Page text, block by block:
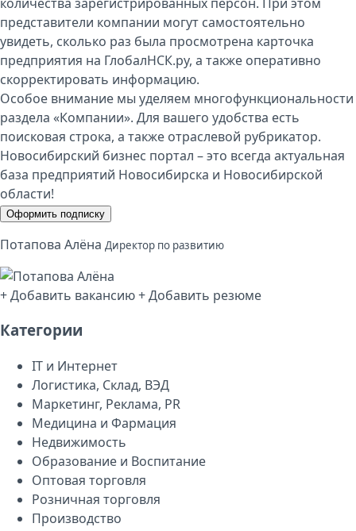
представители компании могут самостоятельно
увидеть, сколько раз была просмотрена карточка
предприятия на ГлобалНСК.ру, а также оперативно
скорректировать информацию.
Особое внимание мы уделяем многофункциональности
раздела «Компании». Для вашего удобства есть
поисковая строка, а также отраслевой рубрикатор.
Новосибирский бизнес портал – это всегда актуальная
база предприятий Новосибирска и Новосибирской
области!
Оформить подписку
Потапова Алёна Директор по развитию
+ Добавить вакансию+ Добавить резюме
Категории
IT и Интернет
Логистика, Склад, ВЭД
Маркетинг, Реклама, PR
Медицина и Фармация
Недвижимость
Образование и Воспитание
Оптовая торговля
Розничная торговля
Производство